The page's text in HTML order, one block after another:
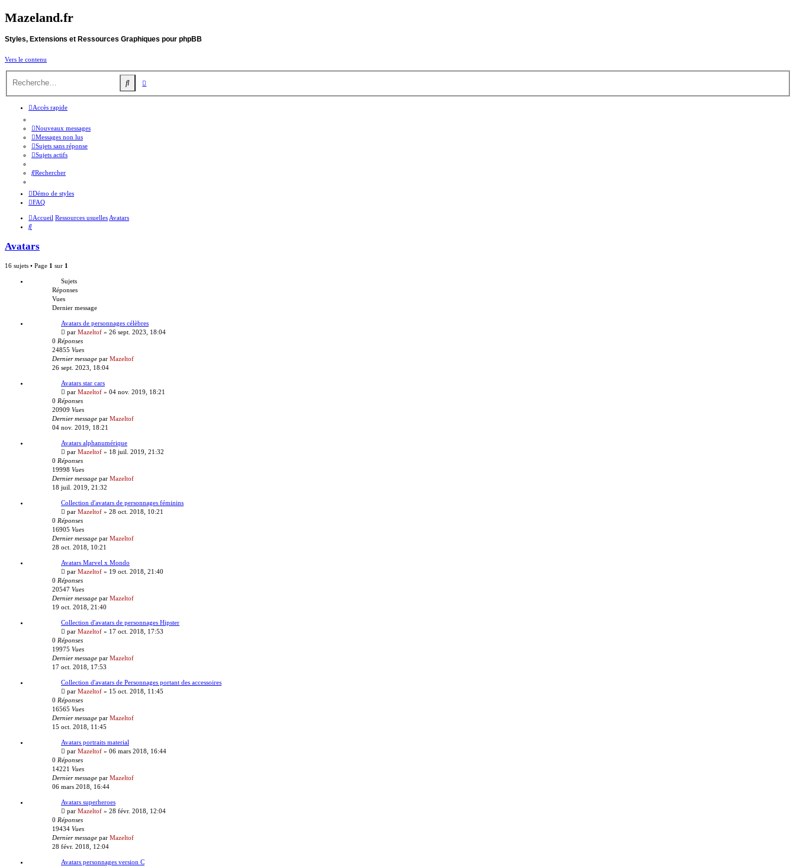
Mazeland.fr
Styles, Extensions et Ressources Graphiques pour phpBB
Vers le contenu
Rechercher
avancée
Accès rapide
Nouveaux messages
Messages non lus
Sujets sans réponse
Sujets actifs
Rechercher
Démo de styles
FAQ
Accueil Ressources usuelles Avatars
Rechercher
Avatars
16 sujets • Page 1 sur 1
Sujets
Réponses
Vues
Dernier message
Avatars de personnages célèbres
par Mazeltof » 26 sept. 2023, 18:04
0 Réponses
24855 Vues
Dernier message par Mazeltof
26 sept. 2023, 18:04
Avatars star cars
par Mazeltof » 04 nov. 2019, 18:21
0 Réponses
20909 Vues
Dernier message par Mazeltof
04 nov. 2019, 18:21
Avatars alphanumérique
par Mazeltof » 18 juil. 2019, 21:32
0 Réponses
19998 Vues
Dernier message par Mazeltof
18 juil. 2019, 21:32
Collection d'avatars de personnages féminins
par Mazeltof » 28 oct. 2018, 10:21
0 Réponses
16905 Vues
Dernier message par Mazeltof
28 oct. 2018, 10:21
Avatars Marvel x Mondo
par Mazeltof » 19 oct. 2018, 21:40
0 Réponses
20547 Vues
Dernier message par Mazeltof
19 oct. 2018, 21:40
Collection d'avatars de personnages Hipster
par Mazeltof » 17 oct. 2018, 17:53
0 Réponses
19975 Vues
Dernier message par Mazeltof
17 oct. 2018, 17:53
Collection d'avatars de Personnages portant des accessoires
par Mazeltof » 15 oct. 2018, 11:45
0 Réponses
16565 Vues
Dernier message par Mazeltof
15 oct. 2018, 11:45
Avatars portraits material
par Mazeltof » 06 mars 2018, 16:44
0 Réponses
14221 Vues
Dernier message par Mazeltof
06 mars 2018, 16:44
Avatars superheroes
par Mazeltof » 28 févr. 2018, 12:04
0 Réponses
19434 Vues
Dernier message par Mazeltof
28 févr. 2018, 12:04
Avatars personnages version C